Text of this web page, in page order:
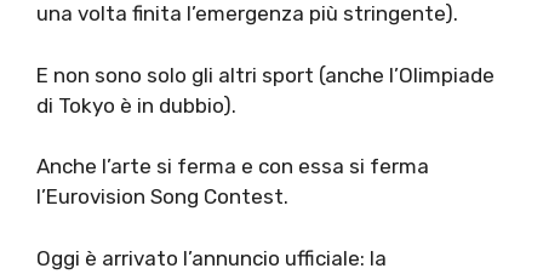
una volta finita l’emergenza più stringente).
E non sono solo gli altri sport (anche l’Olimpiade
di Tokyo è in dubbio).
Anche l’arte si ferma e con essa si ferma
l’Eurovision Song Contest.
Oggi è arrivato l’annuncio ufficiale: la